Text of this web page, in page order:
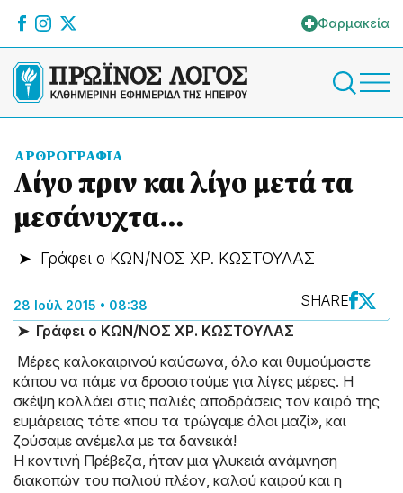
Φαρμακεία
ΑΡΘΡΟΓΡΑΦΙΑ
Λίγο πριν και λίγο μετά τα
μεσάνυχτα…
➤ Γράφει ο ΚΩΝ/ΝΟΣ ΧΡ. ΚΩΣΤΟΥΛΑΣ
28 Ιούλ 2015 • 08:38
SHARE
➤ Γράφει ο ΚΩΝ/ΝΟΣ ΧΡ. ΚΩΣΤΟΥΛΑΣ
Μέρες καλοκαιρινού καύσωνα, όλο και θυμούμαστε
κάπου να πάμε να δροσιστούμε για λίγες μέρες. Η
σκέψη κολλάει στις παλιές αποδράσεις τον καιρό της
ευμάρειας τότε «που τα τρώγαμε όλοι μαζί», και
ζούσαμε ανέμελα με τα δανεικά!
Η κοντινή Πρέβεζα, ήταν μια γλυκειά ανάμνηση
διακοπών του παλιού πλέον, καλού καιρού και η